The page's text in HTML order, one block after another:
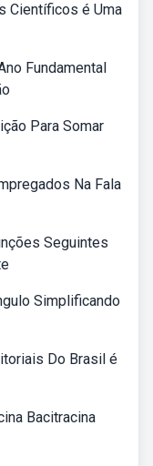
Científicos é Uma
Fundamental
Para Somar
Na Fala
Seguintes
Simplificando
Do Brasil é
Bacitracina